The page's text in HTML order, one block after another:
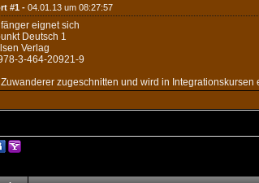
#1 - 04.01.13 um 08:27:57
eignet sich
Deutsch 1
Verlag
3-464-20921-9
zugeschnitten und wird in Integrationskursen